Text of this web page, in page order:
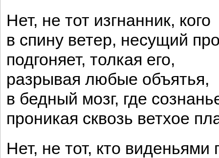
Нет, не тот изгнанник, кого
в спину ветер, несущий
подгоняет, толкая его,
разрывая любые объятья,
в бедный мозг, где
проникая сквозь ветхое
Нет, не тот, кто виденьями